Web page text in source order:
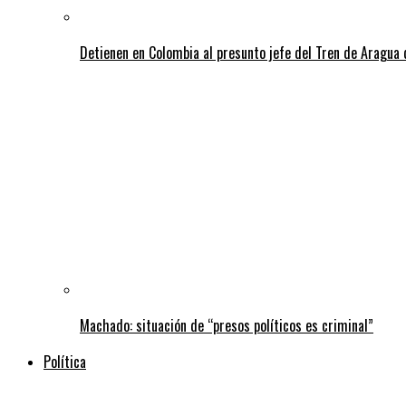
Detienen en Colombia al presunto jefe del Tren de Aragua
Machado: situación de “presos políticos es criminal”
Política